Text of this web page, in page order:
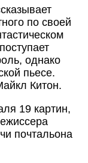
по своей
однако
пьесе.
Китон.
19 картин,
почтальона